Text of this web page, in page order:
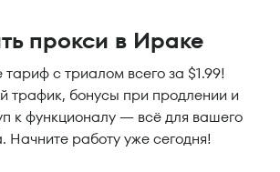
прокси в Ираке
с триалом всего за $1.99!
трафик, бонусы при продлении и
к функционалу — всё для вашего
Начните работу уже сегодня!